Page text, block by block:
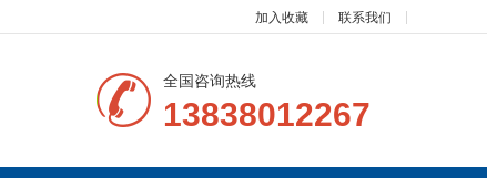
加入收藏 联系我们
全国咨询热线
13838012267